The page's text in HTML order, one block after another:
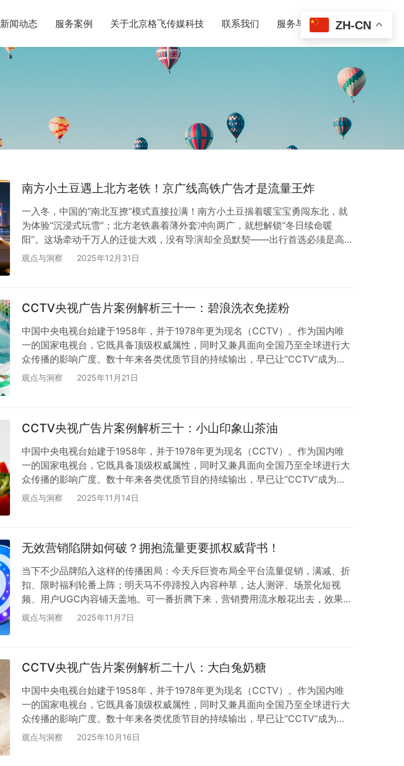
新闻动态 服务案例 关于北京格飞传媒科技 联系我们 服务与套餐
南方小土豆遇上北方老铁！京广线高铁广告才是流量王炸
一入冬，中国的“南北互撩”模式直接拉满！南方小土豆揣着暖宝宝勇闯东北，就
为体验“沉浸式玩雪”；北方老铁裹着薄外套冲向两广，就想解锁“冬日续命暖
阳”。这场牵动千万人的迁徙大戏，没有导演却全员默契——出行首选必须是高
铁！尤其是贯穿南北的京广线，堪称“迁徙主动脉”，一节节车厢装满了好奇与消
途…
观点与洞察 2025年12月31日
CCTV央视广告片案例解析三十一：碧浪洗衣免搓粉
中国中央电视台始建于1958年，并于1978年更为现名（CCTV）。作为国内唯
一的国家电视台，它既具备顶级权威属性，同时又兼具面向全国乃至全球进行大
众传播的影响广度。数十年来各类优质节目的持续输出，早已让“CCTV”成为广
大受众心中的超级符号。 来源：央视网 01- 碧浪洗衣免搓粉央视广告内容有何
观点与洞察 2025年11月21日
CCTV央视广告片案例解析三十：小山印象山茶油
中国中央电视台始建于1958年，并于1978年更为现名（CCTV）。作为国内唯
一的国家电视台，它既具备顶级权威属性，同时又兼具面向全国乃至全球进行大
众传播的影响广度。数十年来各类优质节目的持续输出，早已让“CCTV”成为广
大受众心中的超级符号。 来源：央视网 01- 小山印象山茶油央视广告内容有何
观点与洞察 2025年11月14日
无效营销陷阱如何破？拥抱流量更要抓权威背书！
当下不少品牌陷入这样的传播困局：今天斥巨资布局全平台流量促销，满减、折
扣、限时福利轮番上阵；明天马不停蹄投入内容种草，达人测评、场景化短视
频、用户UGC内容铺天盖地。可一番折腾下来，营销费用流水般花出去，效果却
不尽如人意——消费者往往当时被优惠吸引、被内容打动，转头就将品牌抛之脑
品牌信息自…
观点与洞察 2025年11月7日
CCTV央视广告片案例解析二十八：大白兔奶糖
中国中央电视台始建于1958年，并于1978年更为现名（CCTV）。作为国内唯
一的国家电视台，它既具备顶级权威属性，同时又兼具面向全国乃至全球进行大
众传播的影响广度。数十年来各类优质节目的持续输出，早已让“CCTV”成为广
大受众心中的超级符号。 来源：央视网 01- 大白兔奶糖央视广告内容有何特
观点与洞察 2025年10月16日
ZH-CN